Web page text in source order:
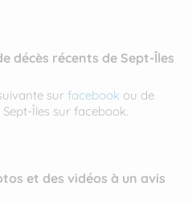
décès récents de Sept-Îles
sur facebook ou de
Îles sur facebook.
et des vidéos à un avis